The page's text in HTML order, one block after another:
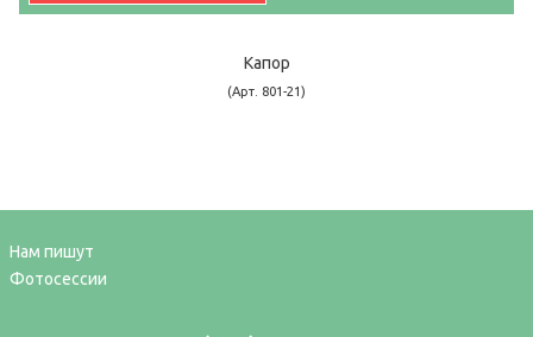
Капор
(Арт. 801-21)
Нам пишут
Фотосессии